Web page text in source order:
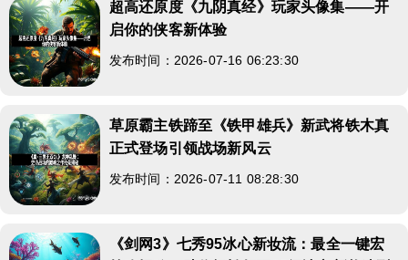
超高还原度《九阴真经》玩家头像集——开
启你的侠客新体验
发布时间：2026-07-16 06:23:30
草原霸主铁蹄至《铁甲雄兵》新武将铁木真
正式登场引领战场新风云
发布时间：2026-07-11 08:28:30
《剑网3》七秀95冰心新妆流：最全一键宏